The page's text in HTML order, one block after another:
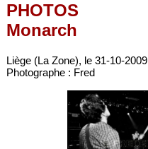
PHOTOS
Monarch
Liège (La Zone), le 31-10-2009
Photographe : Fred